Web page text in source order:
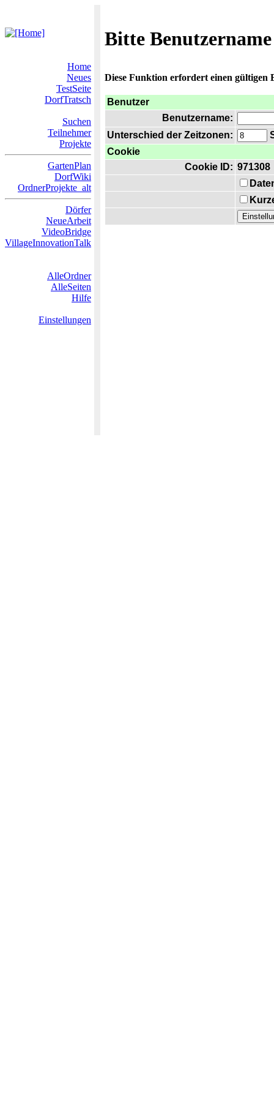
Bitte
Home
Neues
TestSeite
DorfTratsch
Suchen
Teilnehmer
Projekte
GartenPlan
DorfWiki
OrdnerProjekte_alt
Dörfer
NeueArbeit
VideoBridge
VillageInnovationTalk
AlleOrdner
AlleSeiten
Hilfe
Einstellungen
Diese Funktion erfordert einen gültigen
Benutzer
Benutzername:
Unterschied der Zeitzonen:
Cookie
Cookie ID: 971308